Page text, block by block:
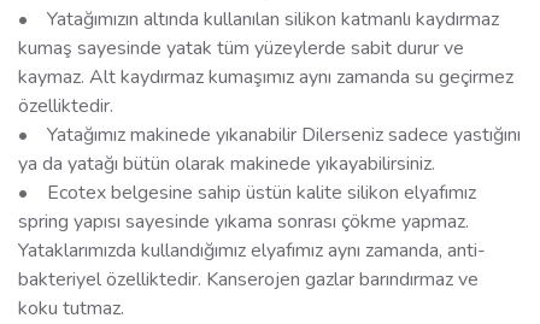
• Yatağımızın altında kullanılan silikon katmanlı kaydırmaz
kumaş sayesinde yatak tüm yüzeylerde sabit durur ve
kaymaz. Alt kaydırmaz kumaşımız aynı zamanda su geçirmez
özelliktedir.
• Yatağımız makinede yıkanabilir Dilerseniz sadece yastığını
ya da yatağı bütün olarak makinede yıkayabilirsiniz.
• Ecotex belgesine sahip üstün kalite silikon elyafımız
spring yapısı sayesinde yıkama sonrası çökme yapmaz.
Yataklarımızda kullandığımız elyafımız aynı zamanda, anti-
bakteriyel özelliktedir. Kanserojen gazlar barındırmaz ve
koku tutmaz.